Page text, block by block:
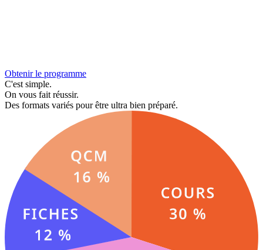
Obtenir le programme
C'est simple.
On vous fait réussir.
Des formats variés pour être ultra bien préparé.